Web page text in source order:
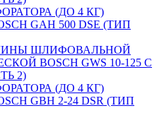
(ДО 4 КГ)
GAH 500 DSE (ТИП
ШЛИФОВАЛЬНОЙ
BOSCH GWS 10-125 C
2)
(ДО 4 КГ)
GBH 2-24 DSR (ТИП